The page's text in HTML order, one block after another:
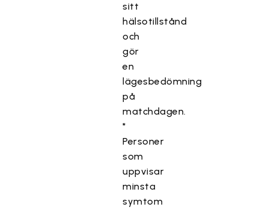
sitt
hälsotillstånd
och
gör
en
lägesbedömning
på
matchdagen.
*
Personer
som
uppvisar
minsta
symtom